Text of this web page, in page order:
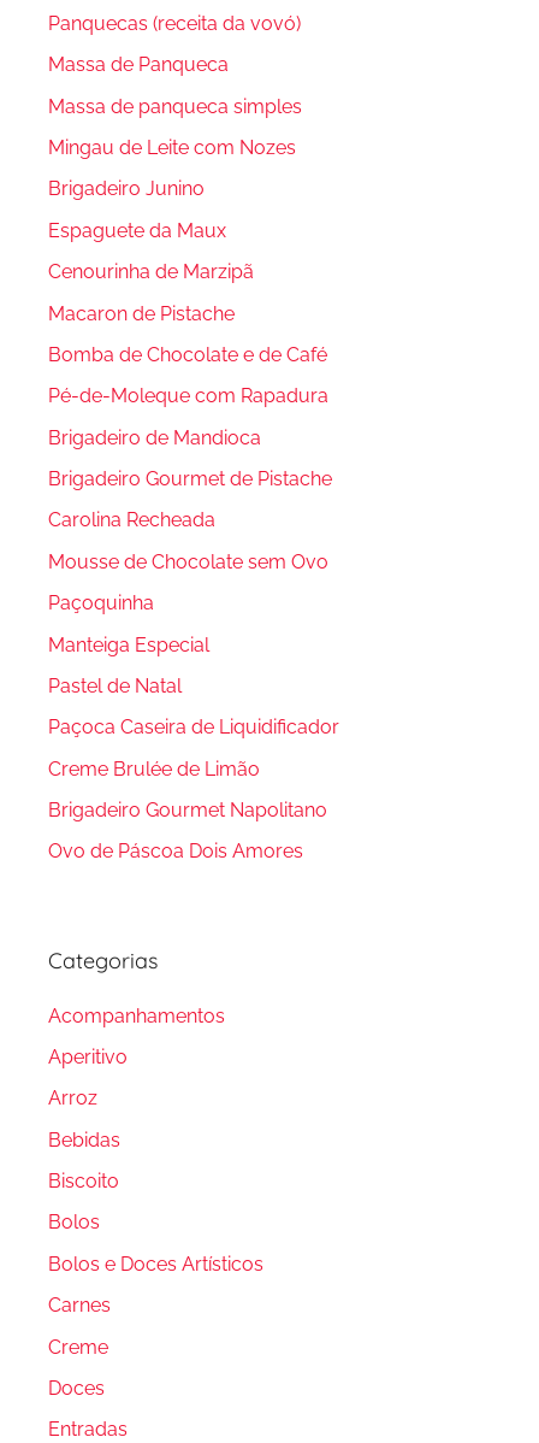
Panquecas (receita da vovó)
Massa de Panqueca
Massa de panqueca simples
Mingau de Leite com Nozes
Brigadeiro Junino
Espaguete da Maux
Cenourinha de Marzipã
Macaron de Pistache
Bomba de Chocolate e de Café
Pé-de-Moleque com Rapadura
Brigadeiro de Mandioca
Brigadeiro Gourmet de Pistache
Carolina Recheada
Mousse de Chocolate sem Ovo
Paçoquinha
Manteiga Especial
Pastel de Natal
Paçoca Caseira de Liquidificador
Creme Brulée de Limão
Brigadeiro Gourmet Napolitano
Ovo de Páscoa Dois Amores
Categorias
Acompanhamentos
Aperitivo
Arroz
Bebidas
Biscoito
Bolos
Bolos e Doces Artísticos
Carnes
Creme
Doces
Entradas